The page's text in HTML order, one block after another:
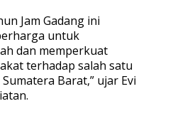
Jam Gadang ini
untuk
dan memperkuat
terhadap salah satu
Barat,” ujar Evi